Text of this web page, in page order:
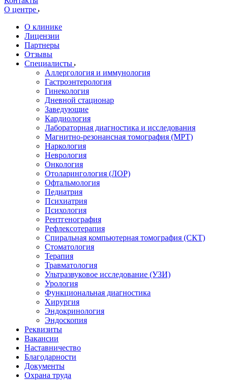
О центре
О клинике
Лицензии
Партнеры
Отзывы
Специалисты
Аллергология и иммунология
Гастроэнтерология
Гинекология
Дневной стационар
Заведующие
Кардиология
Лабораторная диагностика и исследования
Магнитно-резонансная томография (МРТ)
Наркология
Неврология
Онкология
Отоларингология (ЛОР)
Офтальмология
Педиатрия
Психиатрия
Психология
Рентгенография
Рефлексотерапия
Спиральная компьютерная томография (СКТ)
Стоматология
Терапия
Травматология
Ультразвуковое исследование (УЗИ)
Урология
Функциональная диагностика
Хирургия
Эндокринология
Эндоскопия
Реквизиты
Вакансии
Наставничество
Благодарности
Документы
Охрана труда